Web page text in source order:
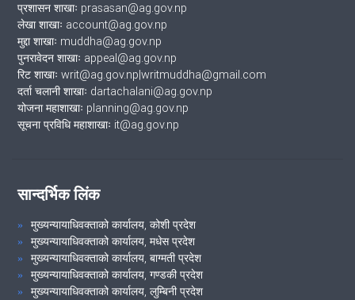
प्रशासन शाखाः prasasan@ag.gov.np
लेखा शाखाः account@ag.gov.np
मुद्दा शाखाः muddha@ag.gov.np
पुनरावेदन शाखाः appeal@ag.gov.np
रिट शाखाः writ@ag.gov.np|writmuddha@gmail.com
दर्ता चलानी शाखाः dartachalani@ag.gov.np
योजना महाशाखाः planning@ag.gov.np
सूचना प्रविधि महाशाखाः it@ag.gov.np
सान्दर्भिक लिंक
मुख्यन्यायाधिवक्ताको कार्यालय, कोशी प्रदेश
मुख्यन्यायाधिवक्ताको कार्यालय, मधेस प्रदेश
मुख्यन्यायाधिवक्ताको कार्यालय, बाग्मती प्रदेश
मुख्यन्यायाधिवक्ताको कार्यालय, गण्डकी प्रदेश
मुख्यन्यायाधिवक्ताको कार्यालय, लुम्बिनी प्रदेश